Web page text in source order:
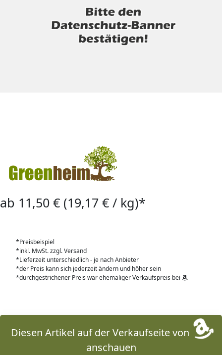
ab 11,50 € (19,17 € / kg)*
*Preisbeispiel
*inkl. MwSt. zzgl. Versand
*Lieferzeit unterschiedlich - je nach Anbieter
*der Preis kann sich jederzeit ändern und höher sein
*durchgestrichener Preis war ehemaliger Verkaufspreis bei
Diesen Artikel auf der Verkaufseite von
anschauen